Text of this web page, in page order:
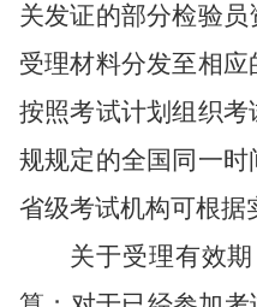
关发证的部分检验员
受理材料分发至相应
按照考试计划组织
规规定的全国同一
省级考试机构可根据
关于受理有效期